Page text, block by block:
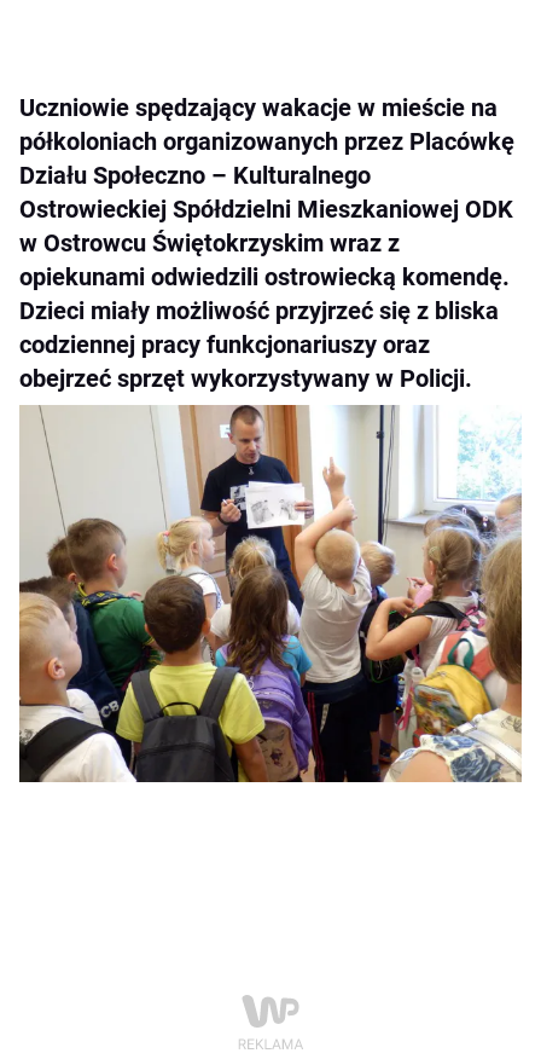
Uczniowie spędzający wakacje w mieście na
półkoloniach organizowanych przez Placówkę
Działu Społeczno – Kulturalnego
Ostrowieckiej Spółdzielni Mieszkaniowej ODK
w Ostrowcu Świętokrzyskim wraz z
opiekunami odwiedzili ostrowiecką komendę.
Dzieci miały możliwość przyjrzeć się z bliska
codziennej pracy funkcjonariuszy oraz
obejrzeć sprzęt wykorzystywany w Policji.